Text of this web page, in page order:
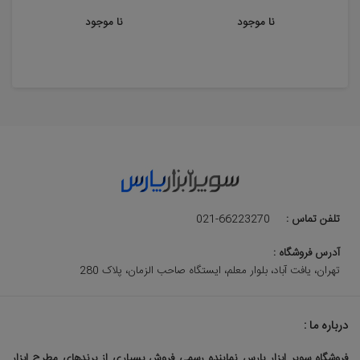
نا موجود نا موجود
تلفن تماس :
021-66223270
آدرس فروشگاه :
تهران، یافت آباد، بلوار معلم، ایستگاه صاحب الزمان، پلاک 280
درباره ما :